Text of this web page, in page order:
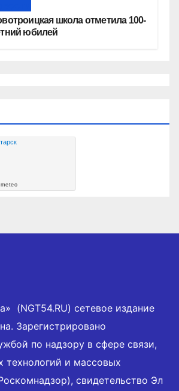
школа отметила 100-
юбилей
meteo
(NGT54.RU) сетевое издание
Зарегистрировано
по надзору в сфере связи,
технологий и массовых
свидетельство Эл